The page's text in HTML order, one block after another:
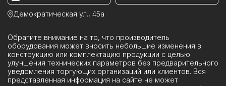
Ячейки ЯКНО
Демократическая ул., 45а
Обратите внимание на то, что производитель
оборудования может вносить небольшие изменения в
конструкцию или комплектацию продукции с целью
улучшения технических параметров без предварительного
уведомления торгующих организаций или клиентов. Вся
представленная информация на сайте не может